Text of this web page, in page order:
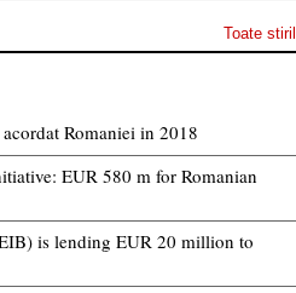
Toate
Romaniei in 2018
EUR 580 m for Romanian
is lending EUR 20 million to